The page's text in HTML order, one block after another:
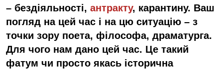
– бездіяльності, антракту, карантину. Ваш
погляд на цей час і на цю ситуацію – з
точки зору поета, філософа, драматурга.
Для чого нам дано цей час. Це такий
фатум чи просто якась історична